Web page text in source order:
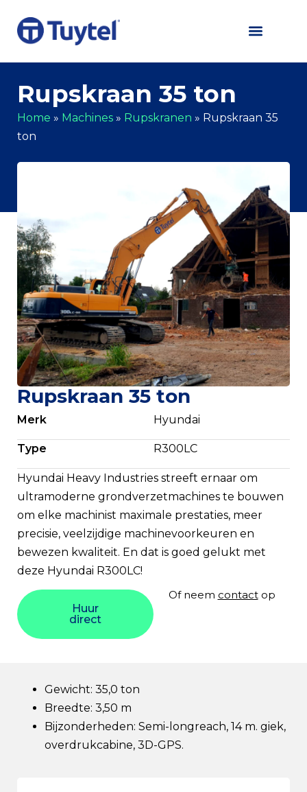
Rupskraan 35 ton
Home » Machines » Rupskranen » Rupskraan 35
ton
Rupskraan 35 ton
Merk Hyundai
Type R300LC
Hyundai Heavy Industries streeft ernaar om
ultramoderne grondverzetmachines te bouwen
om elke machinist maximale prestaties, meer
precisie, veelzijdige machinevoorkeuren en
bewezen kwaliteit. En dat is goed gelukt met
deze Hyundai R300LC!
Huur
direct
Of neem contactop
Gewicht: 35,0 ton
Breedte: 3,50 m
Bijzonderheden: Semi-longreach, 14 m. giek,
overdrukcabine, 3D-GPS.